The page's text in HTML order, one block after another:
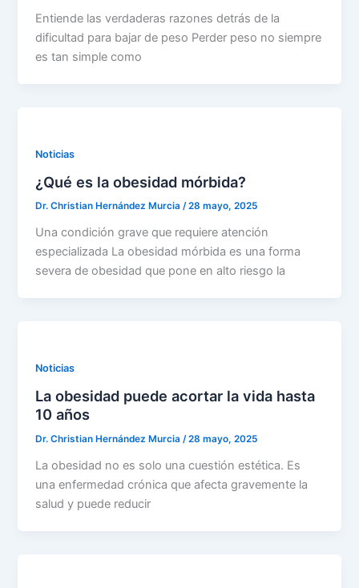
Entiende las verdaderas razones detrás de la
dificultad para bajar de peso Perder peso no siempre
es tan simple como
Noticias
¿Qué es la obesidad mórbida?
Dr. Christian Hernández Murcia/28 mayo, 2025
Una condición grave que requiere atención
especializada La obesidad mórbida es una forma
severa de obesidad que pone en alto riesgo la
Noticias
La obesidad puede acortar la vida hasta
10 años
Dr. Christian Hernández Murcia/28 mayo, 2025
La obesidad no es solo una cuestión estética. Es
una enfermedad crónica que afecta gravemente la
salud y puede reducir